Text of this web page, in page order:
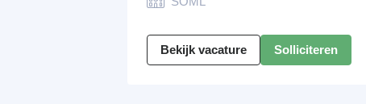
Bekijk vacature Solliciteren